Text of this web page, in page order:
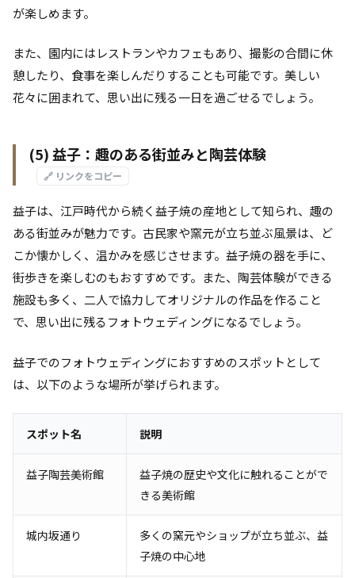
が楽しめます。
また、園内にはレストランやカフェもあり、撮影の合間に休
憩したり、食事を楽しんだりすることも可能です。美しい
花々に囲まれて、思い出に残る一日を過ごせるでしょう。
(5) 益子：趣のある街並みと陶芸体験
🔗 リンクをコピー
益子は、江戸時代から続く益子焼の産地として知られ、趣の
ある街並みが魅力です。古民家や窯元が立ち並ぶ風景は、ど
こか懐かしく、温かみを感じさせます。益子焼の器を手に、
街歩きを楽しむのもおすすめです。また、陶芸体験ができる
施設も多く、二人で協力してオリジナルの作品を作ること
で、思い出に残るフォトウェディングになるでしょう。
益子でのフォトウェディングにおすすめのスポットとして
は、以下のような場所が挙げられます。
スポット名 説明
益子陶芸美術館
益子焼の歴史や文化に触れることがで
きる美術館
城内坂通り
多くの窯元やショップが立ち並ぶ、益
子焼の中心地